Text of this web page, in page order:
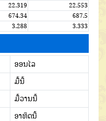
22.319
22.553
674.34
687.5
3.288 3.333
ອອນໄລ
ມື້ນີ້
ມື້ວານນີ້
ອາທິດນີ້